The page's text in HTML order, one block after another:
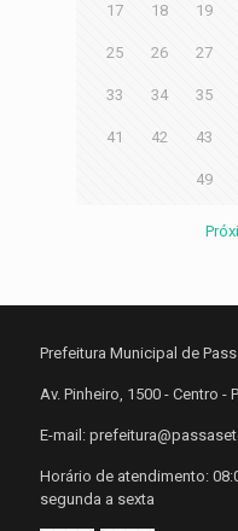
17 18 19
25 26 27
33 34 35
41 42 43
49
Prefeitura Municipal de
Av. Pinheiro, 1500 - Centro -
E-mail:
Horário de atendimento:
segunda a sexta